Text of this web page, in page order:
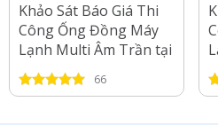
Khảo Sát Báo Giá Thi
Công Ống Đồng Máy
Lạnh Multi Âm Trần tại
Tp.HCM-2026
66